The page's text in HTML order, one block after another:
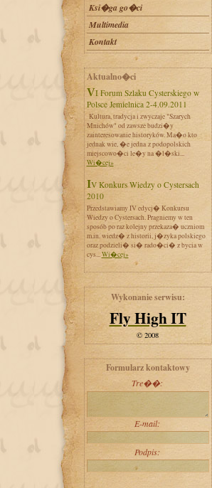
Ksi�ga go�ci
Multimedia
Kontakt
Aktualno�ci
VI Forum Szlaku Cysterskiego w
Polsce Jemielnica 2-4.09.2011
Kultura, tradycja i zwyczaje "Szarych
Mnichów" od zawsze budzi�y
zainteresowanie historyków. Ma�o kto
jednak wie, �e jedna z podopolskich
miejscowo�ci le�y na �l�ski...
Wi�cej»
IV Konkurs Wiedzy o Cystersach
2010
Przedstawiamy IV edycj� Konkursu
Wiedzy o Cystersach. Pragniemy w ten
sposób po raz kolejny przekaza� uczniom
m.in. wiedz� z historii, j�zyka polskiego
oraz podzieli� si� rado�ci� z bycia w
cys...Wi�cej»
Wykonanie serwisu:
Fly High IT
© 2008
Formularz kontaktowy
Tre��:
E-mail:
Podpis: